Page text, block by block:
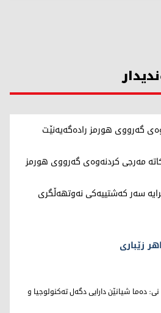
گەرووی هورمز رادەگەیەنێت
مەرجی کردنەوەی گەرووی هورمز
سەر کەشتییەکی نەوتهەڵگری
زێبارى
نى: دەما شیانێن دارایى دگەل تەکنولوجیا و